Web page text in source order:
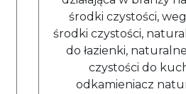
środki czystości,
środki czystości,
do łazienki,
czystości do
odkamieniacz